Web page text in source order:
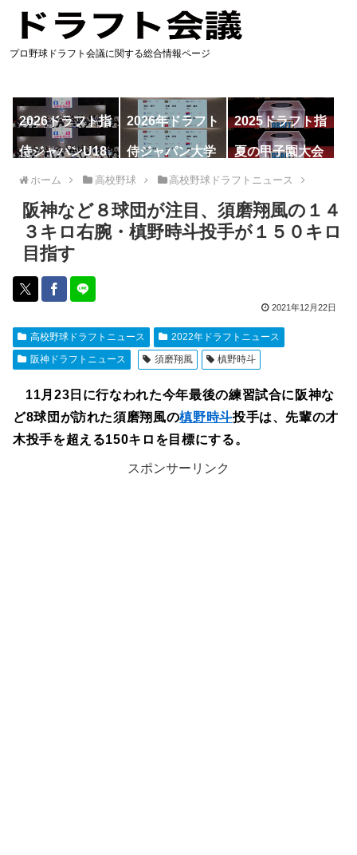
プロ野球ドラフト会議に関する総合情報ページ
2026ドラフト指
名予想
2026年ドラフト
候補
2025ドラフト指
名一覧
侍ジャパンU18
代表
侍ジャパン大学
代表
夏の甲子園大会
ホーム 高校野球 高校野球ドラフトニュース
阪神など８球団が注目、須磨翔風の１４
３キロ右腕・槙野時斗投手が１５０キロ
目指す
2021年12月22日
高校野球ドラフトニュース
2022年ドラフトニュース
阪神ドラフトニュース
須磨翔風 槙野時斗
11月23日に行なわれた今年最後の練習試合に阪神な
ど8球団が訪れた須磨翔風の槙野時斗投手は、先輩の才
木投手を超える150キロを目標にする。
スポンサーリンク